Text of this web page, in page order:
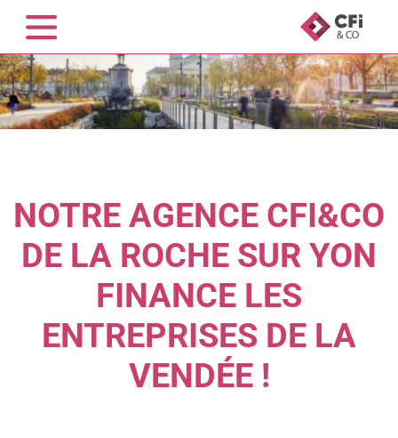
NOTRE AGENCE CFI&CO
DE LA ROCHE SUR YON
FINANCE LES
ENTREPRISES DE LA
VENDÉE !